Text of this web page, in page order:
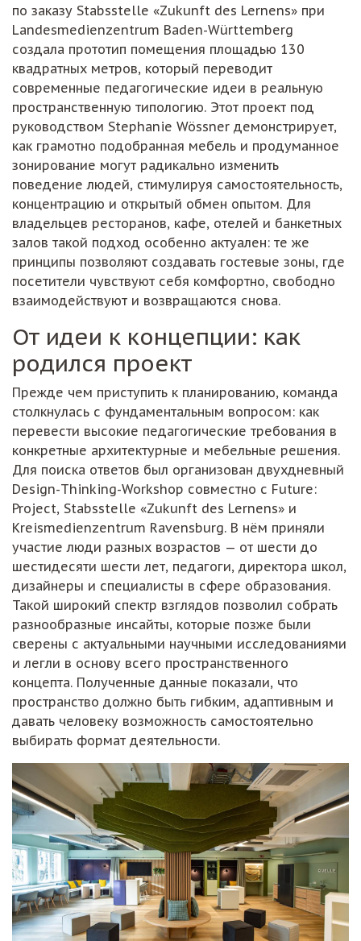
по заказу Stabsstelle «Zukunft des Lernens» при
Landesmedienzentrum Baden-Württemberg
создала прототип помещения площадью 130
квадратных метров, который переводит
современные педагогические идеи в реальную
пространственную типологию. Этот проект под
руководством Stephanie Wössner демонстрирует,
как грамотно подобранная мебель и продуманное
зонирование могут радикально изменить
поведение людей, стимулируя самостоятельность,
концентрацию и открытый обмен опытом. Для
владельцев ресторанов, кафе, отелей и банкетных
залов такой подход особенно актуален: те же
принципы позволяют создавать гостевые зоны, где
посетители чувствуют себя комфортно, свободно
взаимодействуют и возвращаются снова.
От идеи к концепции: как
родился проект
Прежде чем приступить к планированию, команда
столкнулась с фундаментальным вопросом: как
перевести высокие педагогические требования в
конкретные архитектурные и мебельные решения.
Для поиска ответов был организован двухдневный
Design-Thinking-Workshop совместно с Future:
Project, Stabsstelle «Zukunft des Lernens» и
Kreismedienzentrum Ravensburg. В нём приняли
участие люди разных возрастов — от шести до
шестидесяти шести лет, педагоги, директора школ,
дизайнеры и специалисты в сфере образования.
Такой широкий спектр взглядов позволил собрать
разнообразные инсайты, которые позже были
сверены с актуальными научными исследованиями
и легли в основу всего пространственного
концепта. Полученные данные показали, что
пространство должно быть гибким, адаптивным и
давать человеку возможность самостоятельно
выбирать формат деятельности.